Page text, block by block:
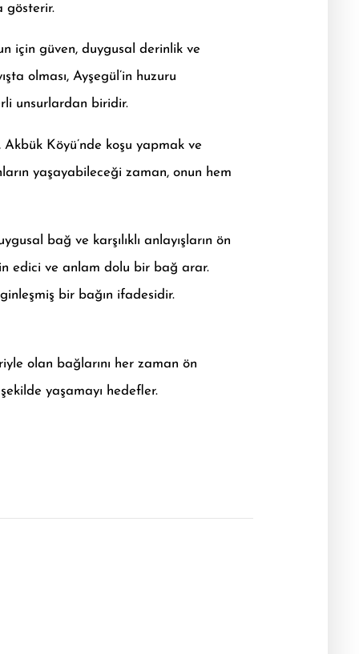
gösterir.
için güven, duygusal derinlik ve
olması, Ayşegül’in huzuru
unsurlardan biridir.
Köyü’nde koşu yapmak ve
yaşayabileceği zaman, onun hem
bağ ve karşılıklı anlayışların ön
edici ve anlam dolu bir bağ arar.
bir bağın ifadesidir.
olan bağlarını her zaman ön
yaşamayı hedefler.